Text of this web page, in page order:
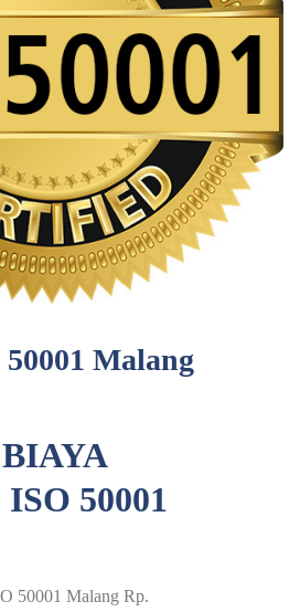
Malang
50001
50001 Malang Rp.